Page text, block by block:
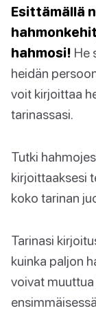
Esittämällä
hahmosi! He
heidän
voit kirjoittaa
tarinassasi.
Tutki
kirjoittaaksesi
koko tarinan
Tarinasi
kuinka paljon
voivat